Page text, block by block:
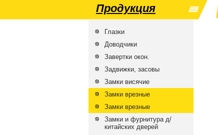
Продукция
Глазки
Доводчики
Завертки окон.
Задвижки, засовы
Замки висячие
Замки врезные
Замки врезные
Замки и фурнитура д/
китайских дверей